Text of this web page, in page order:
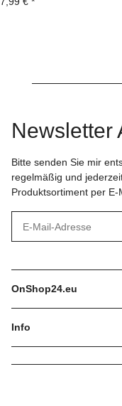
Newsletter
Bitte senden Sie mir
regelmäßig und
Produktsortiment per E-
OnShop24.eu
Info